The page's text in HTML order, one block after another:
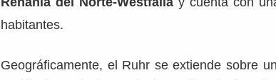
habitantes.
Geográficamente, el Ruhr se extiende sobre